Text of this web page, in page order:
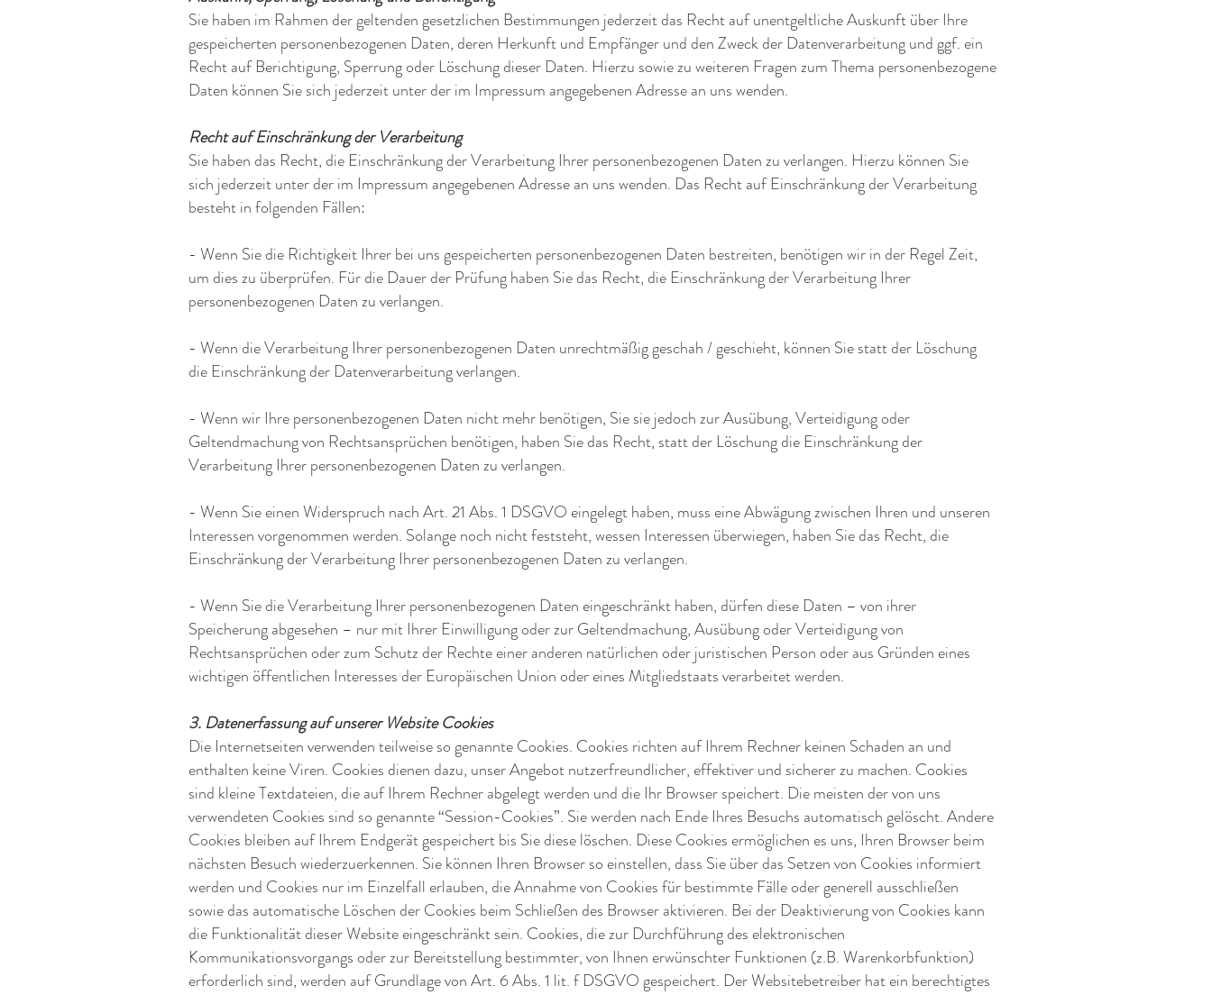
Sie haben im Rahmen der geltenden gesetzlichen Bestimmungen jederzeit das Recht auf unentgeltliche Auskunft über Ihre
gespeicherten personenbezogenen Daten, deren Herkunft und Empfänger und den Zweck der Datenverarbeitung und ggf. ein
Recht auf Berichtigung, Sperrung oder Löschung dieser Daten. Hierzu sowie zu weiteren Fragen zum Thema personenbezogene
Daten können Sie sich jederzeit unter der im Impressum angegebenen Adresse an uns wenden.
Recht auf Einschränkung der Verarbeitung
Sie haben das Recht, die Einschränkung der Verarbeitung Ihrer personenbezogenen Daten zu verlangen. Hierzu können Sie
sich jederzeit unter der im Impressum angegebenen Adresse an uns wenden. Das Recht auf Einschränkung der Verarbeitung
besteht in folgenden Fällen:
- Wenn Sie die Richtigkeit Ihrer bei uns gespeicherten personenbezogenen Daten bestreiten, benötigen wir in der Regel Zeit,
um dies zu überprüfen. Für die Dauer der Prüfung haben Sie das Recht, die Einschränkung der Verarbeitung Ihrer
personenbezogenen Daten zu verlangen.
- Wenn die Verarbeitung Ihrer personenbezogenen Daten unrechtmäßig geschah / geschieht, können Sie statt der Löschung
die Einschränkung der Datenverarbeitung verlangen.
- Wenn wir Ihre personenbezogenen Daten nicht mehr benötigen, Sie sie jedoch zur Ausübung, Verteidigung oder
Geltendmachung von Rechtsansprüchen benötigen, haben Sie das Recht, statt der Löschung die Einschränkung der
Verarbeitung Ihrer personenbezogenen Daten zu verlangen.
- Wenn Sie einen Widerspruch nach Art. 21 Abs. 1 DSGVO eingelegt haben, muss eine Abwägung zwischen Ihren und unseren
Interessen vorgenommen werden. Solange noch nicht feststeht, wessen Interessen überwiegen, haben Sie das Recht, die
Einschränkung der Verarbeitung Ihrer personenbezogenen Daten zu verlangen.
- Wenn Sie die Verarbeitung Ihrer personenbezogenen Daten eingeschränkt haben, dürfen diese Daten – von ihrer
Speicherung abgesehen – nur mit Ihrer Einwilligung oder zur Geltendmachung, Ausübung oder Verteidigung von
Rechtsansprüchen oder zum Schutz der Rechte einer anderen natürlichen oder juristischen Person oder aus Gründen eines
wichtigen öffentlichen Interesses der Europäischen Union oder eines Mitgliedstaats verarbeitet werden.
3. Datenerfassung auf unserer Website Cookies
Die Internetseiten verwenden teilweise so genannte Cookies. Cookies richten auf Ihrem Rechner keinen Schaden an und
enthalten keine Viren. Cookies dienen dazu, unser Angebot nutzerfreundlicher, effektiver und sicherer zu machen. Cookies
sind kleine Textdateien, die auf Ihrem Rechner abgelegt werden und die Ihr Browser speichert. Die meisten der von uns
verwendeten Cookies sind so genannte “Session-Cookies”. Sie werden nach Ende Ihres Besuchs automatisch gelöscht. Andere
Cookies bleiben auf Ihrem Endgerät gespeichert bis Sie diese löschen. Diese Cookies ermöglichen es uns, Ihren Browser beim
nächsten Besuch wiederzuerkennen. Sie können Ihren Browser so einstellen, dass Sie über das Setzen von Cookies informiert
werden und Cookies nur im Einzelfall erlauben, die Annahme von Cookies für bestimmte Fälle oder generell ausschließen
sowie das automatische Löschen der Cookies beim Schließen des Browser aktivieren. Bei der Deaktivierung von Cookies kann
die Funktionalität dieser Website eingeschränkt sein. Cookies, die zur Durchführung des elektronischen
Kommunikationsvorgangs oder zur Bereitstellung bestimmter, von Ihnen erwünschter Funktionen (z.B. Warenkorbfunktion)
erforderlich sind, werden auf Grundlage von Art. 6 Abs. 1 lit. f DSGVO gespeichert. Der Websitebetreiber hat ein berechtigtes